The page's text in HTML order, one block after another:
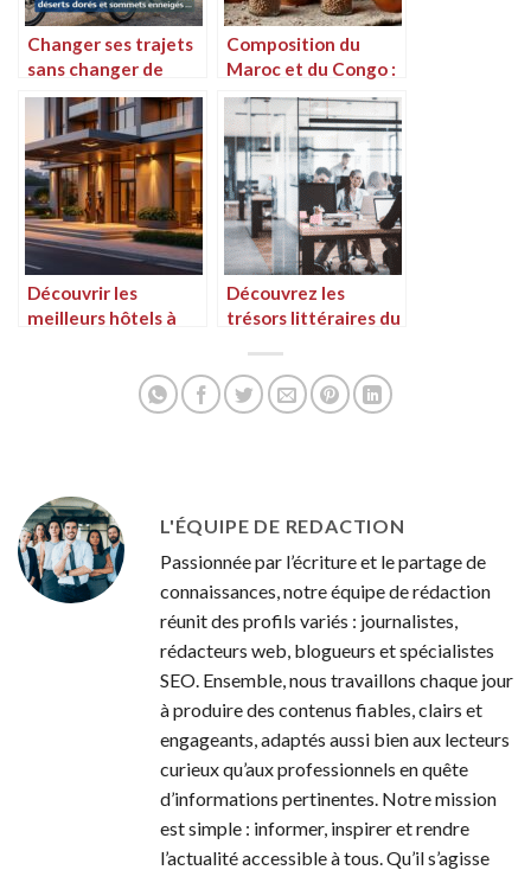
Changer ses trajets
sans changer de
planète : pourquoi le
vélo cargo
reconditionné séduit
de plus en plus
Composition du
Maroc et du Congo :
un aperçu des
relations culturelles
et économiques
Découvrir les
meilleurs hôtels à
Découvrez les
trésors littéraires du
L'ÉQUIPE DE REDACTION
Passionnée par l’écriture et le partage de
connaissances, notre équipe de rédaction
réunit des profils variés : journalistes,
rédacteurs web, blogueurs et spécialistes
SEO. Ensemble, nous travaillons chaque jour
à produire des contenus fiables, clairs et
engageants, adaptés aussi bien aux lecteurs
curieux qu’aux professionnels en quête
d’informations pertinentes. Notre mission
est simple : informer, inspirer et rendre
l’actualité accessible à tous. Qu’il s’agisse